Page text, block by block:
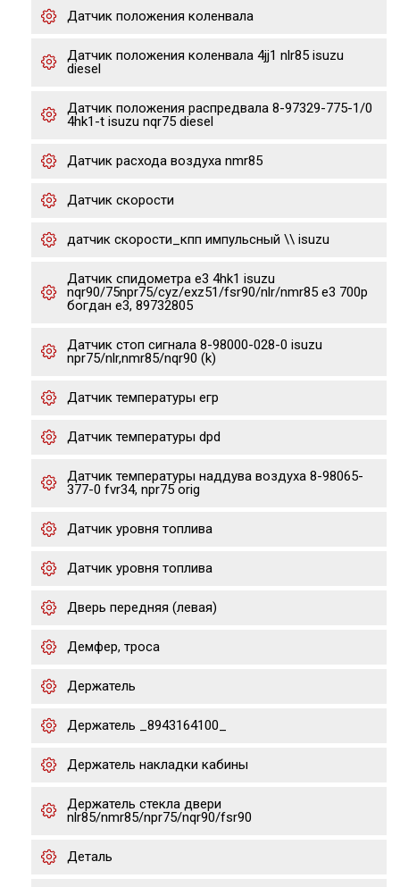
Датчик положения коленвала
Датчик положения коленвала 4jj1 nlr85 isuzu
diesel
Датчик положения распредвала 8-97329-775-1/0
4hk1-t isuzu nqr75 diesel
Датчик расхода воздуха nmr85
Датчик скорости
датчик скорости_кпп импульсный \\ isuzu
Датчик спидометра е3 4hk1 isuzu
nqr90/75npr75/cyz/exz51/fsr90/nlr/nmr85 e3 700p
богдан е3, 89732805
Датчик стоп сигнала 8-98000-028-0 isuzu
npr75/nlr,nmr85/nqr90 (k)
Датчик температуры егр
Датчик температуры dpd
Датчик температуры наддува воздуха 8-98065-
377-0 fvr34, npr75 orig
Датчик уровня топлива
Датчик уровня топлива
Дверь передняя (левая)
Демфер, троса
Держатель
Держатель _8943164100_
Держатель накладки кабины
Держатель стекла двери
nlr85/nmr85/npr75/nqr90/fsr90
Деталь